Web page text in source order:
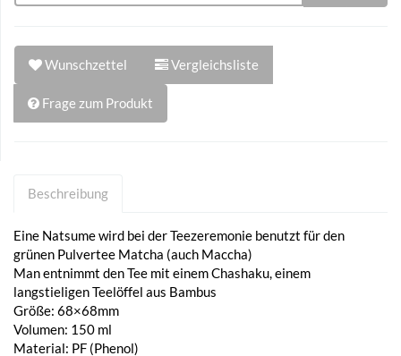
Wunschzettel Vergleichsliste
Frage zum Produkt
Beschreibung
Eine Natsume wird bei der Teezeremonie benutzt für den
grünen Pulvertee Matcha (auch Maccha)
Man entnimmt den Tee mit einem Chashaku, einem
langstieligen Teelöffel aus Bambus
Größe: 68×68mm
Volumen: 150 ml
Material: PF (Phenol)